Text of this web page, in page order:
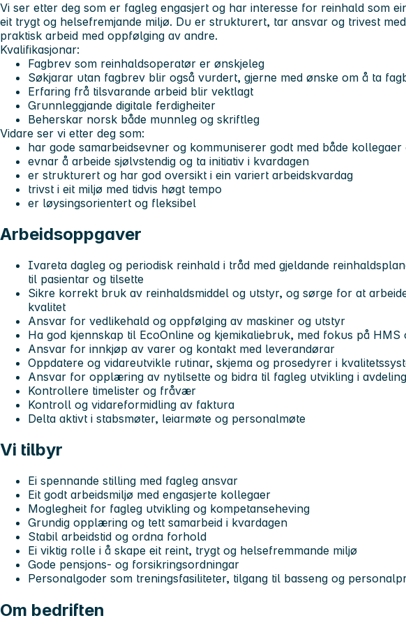
Vi ser etter deg som er fagleg engasjert og har interesse for reinhald som
eit trygt og helsefremjande miljø. Du er strukturert, tar ansvar og trivest
praktisk arbeid med oppfølging av andre.
Kvalifikasjonar:
Fagbrev som reinhaldsoperatør er ønskjeleg
Søkjarar utan fagbrev blir også vurdert, gjerne med ønske om å ta
Erfaring frå tilsvarande arbeid blir vektlagt
Grunnleggjande digitale ferdigheiter
Beherskar norsk både munnleg og skriftleg
Vidare ser vi etter deg som:
har gode samarbeidsevner og kommuniserer godt med både
evnar å arbeide sjølvstendig og ta initiativ i kvardagen
er strukturert og har god oversikt i ein variert arbeidskvardag
trivst i eit miljø med tidvis høgt tempo
er løysingsorientert og fleksibel
Arbeidsoppgaver
Ivareta dagleg og periodisk reinhald i tråd med gjeldande
til pasientar og tilsette
Sikre korrekt bruk av reinhaldsmiddel og utstyr, og sørge for at
kvalitet
Ansvar for vedlikehald og oppfølging av maskiner og utstyr
Ha god kjennskap til EcoOnline og kjemikaliebruk, med fokus på HMS
Ansvar for innkjøp av varer og kontakt med leverandørar
Oppdatere og vidareutvikle rutinar, skjema og prosedyrer i
Ansvar for opplæring av nytilsette og bidra til fagleg utvikling i
Kontrollere timelister og fråvær
Kontroll og vidareformidling av faktura
Delta aktivt i stabsmøter, leiarmøte og personalmøte
Vi tilbyr
Ei spennande stilling med fagleg ansvar
Eit godt arbeidsmiljø med engasjerte kollegaer
Moglegheit for fagleg utvikling og kompetanseheving
Grundig opplæring og tett samarbeid i kvardagen
Stabil arbeidstid og ordna forhold
Ei viktig rolle i å skape eit reint, trygt og helsefremmande miljø
Gode pensjons- og forsikringsordningar
Personalgoder som treningsfasiliteter, tilgang til basseng og
Om bedriften